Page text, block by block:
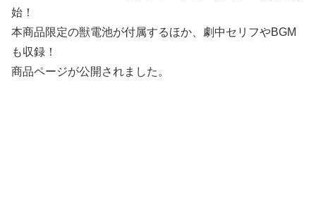
始！
本商品限定の獣電池が付属するほか、劇中セリフやBGM
も収録！
商品ページが公開されました。